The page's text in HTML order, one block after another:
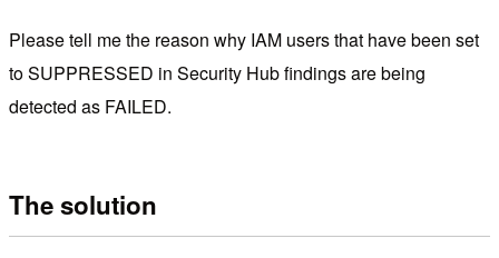
Please tell me the reason why IAM users that have been set
to SUPPRESSED in Security Hub findings are being
detected as FAILED.
The solution